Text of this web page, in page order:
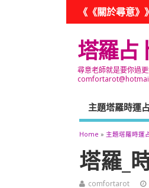
《《關於尋意》》
塔羅占
尋意老師就是要你過
主題塔羅時運
Home » 主題塔羅時運
塔羅_
comfortarot